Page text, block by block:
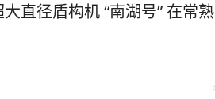
直径盾构机 “南湖号” 在常熟